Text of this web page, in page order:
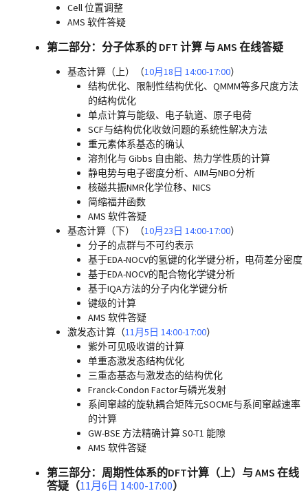
Cell 位置调整
AMS 软件答疑
第二部分：分子体系的 DFT 计算 与 AMS 在线答疑
基态计算（上）（10月18日 14:00-17:00）
结构优化、限制性结构优化、QMMM等多尺度方法
的结构优化
单点计算与能级、电子轨道、原子电荷
SCF与结构优化收敛问题的系统性解决方法
重元素体系基态的确认
溶剂化与 Gibbs 自由能、热力学性质的计算
静电势与电子密度分析、AIM与NBO分析
核磁共振NMR化学位移、NICS
简缩福井函数
AMS 软件答疑
基态计算（下）（10月23日 14:00-17:00）
分子的点群与不可约表示
基于EDA-NOCV的氢键的化学键分析，电荷差分密度
基于EDA-NOCV的配合物化学键分析
基于IQA方法的分子内化学键分析
键级的计算
AMS 软件答疑
激发态计算（11月5日 14:00-17:00）
紫外可见吸收谱的计算
单重态激发态结构优化
三重态基态与激发态的结构优化
Franck-Condon Factor与磷光发射
系间窜越的旋轨耦合矩阵元SOCME与系间窜越速率
的计算
GW-BSE 方法精确计算 S0-T1 能隙
AMS 软件答疑
第三部分：周期性体系的DFT计算（上）与 AMS 在线
答疑（11月6日 14:00-17:00）